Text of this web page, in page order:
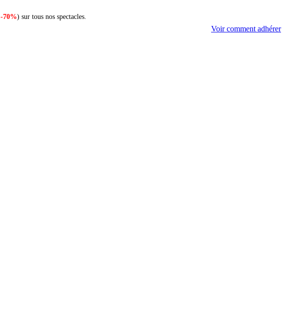
-70%) sur tous nos spectacles.
Voir comment adhérer